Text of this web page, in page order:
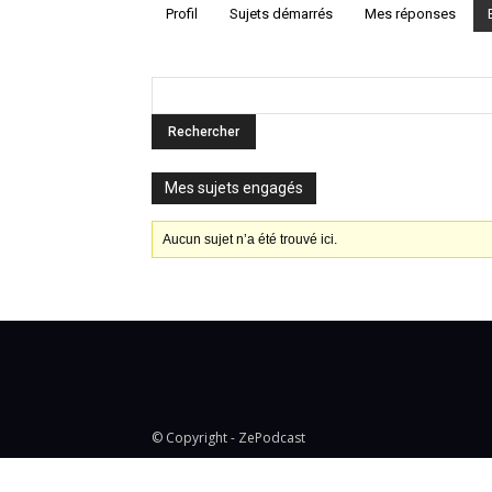
Profil Sujets démarrés Mes réponses
Mes sujets engagés
Aucun sujet n’a été trouvé ici.
© Copyright - ZePodcast